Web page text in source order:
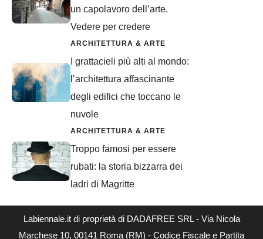
un capolavoro dell’arte.
Vedere per credere
ARCHITETTURA & ARTE
I grattacieli più alti al mondo:
l’architettura affascinante
degli edifici che toccano le
nuvole
ARCHITETTURA & ARTE
Troppo famosi per essere
rubati: la storia bizzarra dei
ladri di Magritte
Labiennale.it di proprietà di DADAFREE SRL - Via Nicola
Marchese 10, 00141 Roma (RM) - Codice Fiscale e Partita